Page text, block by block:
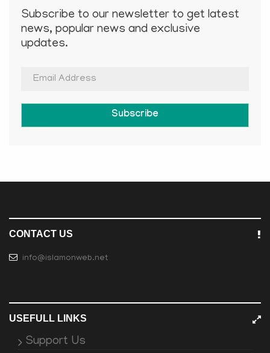
Subscribe to our newsletter to get latest
news, popular news and exclusive
updates.
Subscribe
CONTACT US
info@islamonweb.net
USEFULL LINKS
Support Us